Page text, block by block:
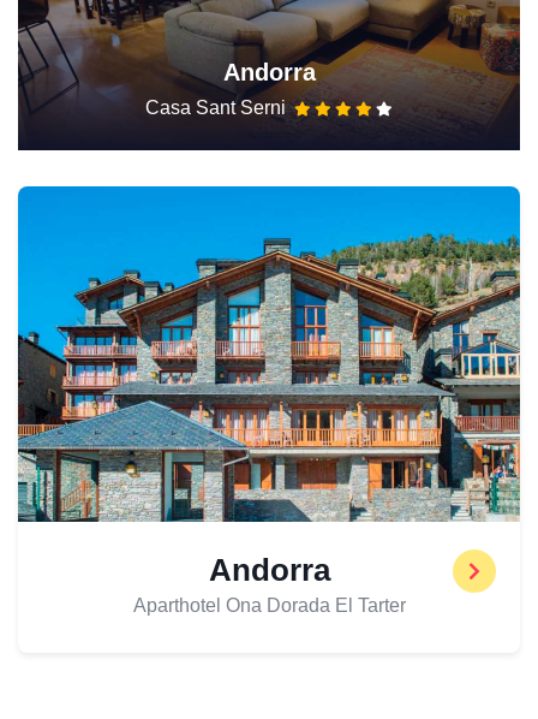
Andorra
Casa Sant Serni
Andorra
Aparthotel Ona Dorada El Tarter